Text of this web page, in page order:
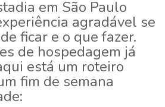
em São Paulo
agradável se
ficar e o que fazer.
de hospedagem já
está um roteiro
fim de semana